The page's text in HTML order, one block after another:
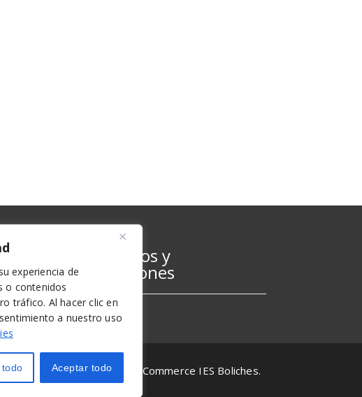
experiencia de
o contenidos
tráfico. Al hacer clic en
a nuestro uso
Aceptar todo
Terminos y
condiciones
pertenece a la página eCommerce IES Boliches.